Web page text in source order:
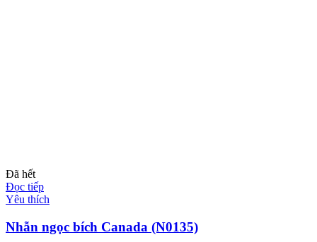
Đã hết
Đọc tiếp
Yêu thích
Nhẫn ngọc bích Canada (N0135)